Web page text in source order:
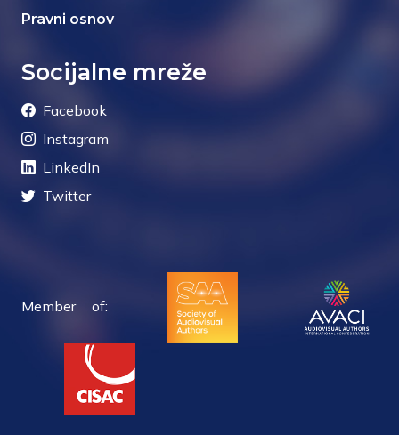
Pravni osnov
Socijalne mreže
Facebook
Instagram
LinkedIn
Twitter
Member of: